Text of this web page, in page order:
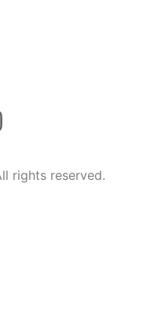
rights reserved.